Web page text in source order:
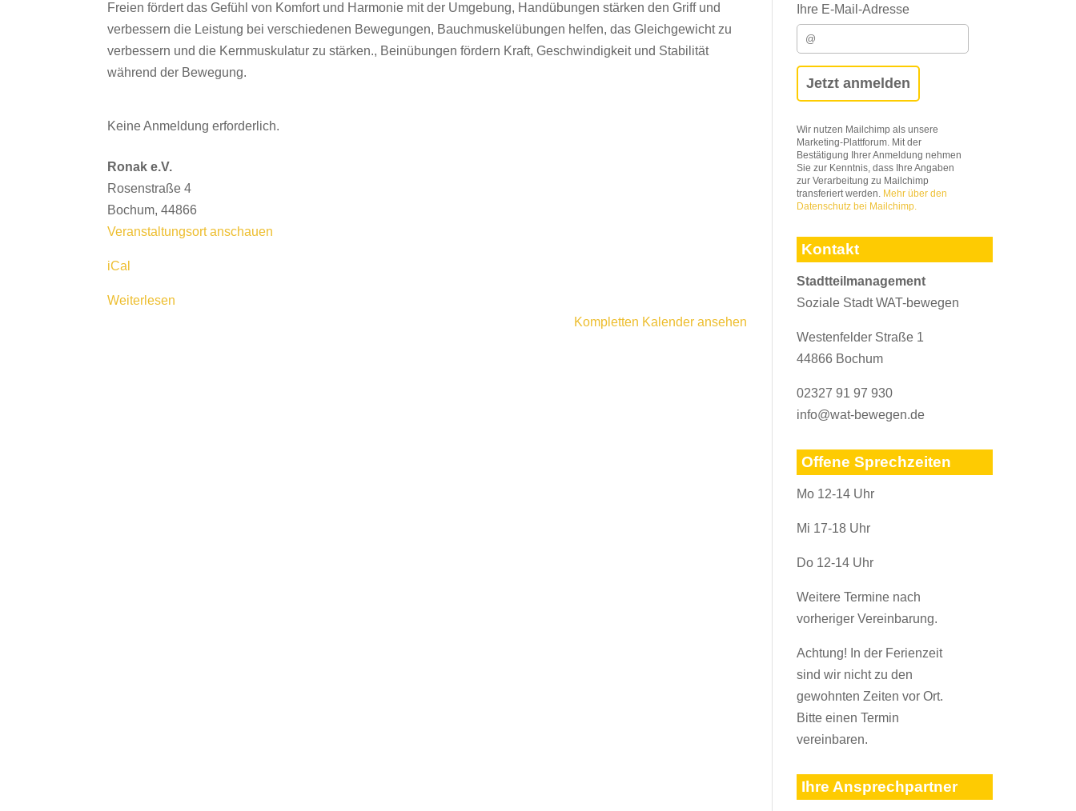
und
Fitnessübungen
Freien fördert das Gefühl von Komfort und Harmonie mit der Umgebung, Handübungen stärken den Griff und
verbessern die Leistung bei verschiedenen Bewegungen, Bauchmuskelübungen helfen, das Gleichgewicht zu
verbessern und die Kernmuskulatur zu stärken., Beinübungen fördern Kraft, Geschwindigkeit und Stabilität
während der Bewegung.
Keine Anmeldung erforderlich.
Ronak e.V.
Rosenstraße 4
Bochum,44866
Veranstaltungsort anschauen
iCal
Weiterlesen
Kompletten Kalender ansehen
Ihre E-Mail-Adresse
Wir nutzen Mailchimp als unsere
Marketing-Plattforum. Mit der
Bestätigung Ihrer Anmeldung nehmen
Sie zur Kenntnis, dass Ihre Angaben
zur Verarbeitung zu Mailchimp
transferiert werden. Mehr über den
Datenschutz bei Mailchimp.
Kontakt
Stadtteilmanagement
Soziale Stadt WAT-bewegen
Westenfelder Straße 1
44866 Bochum
02327 91 97 930
info@wat-bewegen.de
Offene Sprechzeiten
Mo 12-14 Uhr
Mi 17-18 Uhr
Do 12-14 Uhr
Weitere Termine nach
vorheriger Vereinbarung.
Achtung! In der Ferienzeit
sind wir nicht zu den
gewohnten Zeiten vor Ort.
Bitte einen Termin
vereinbaren.
Ihre Ansprechpartner